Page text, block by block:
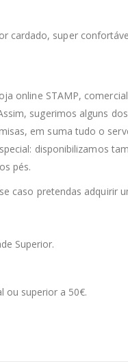
cardado, super
online STAMP,
sugerimos alguns
em suma tudo o
disponibilizamos
pés.
caso pretendas adquirir
Superior.
ou superior a 50€.